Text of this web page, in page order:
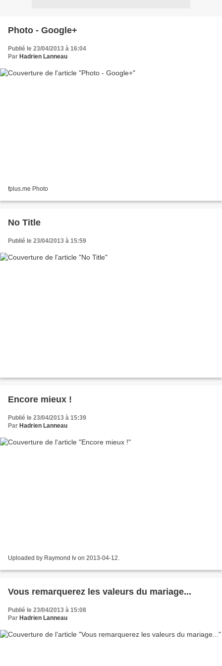
Photo - Google+
Publié le 23/04/2013 à 16:04
Par Hadrien Lanneau
fplus.me Photo
No Title
Publié le 23/04/2013 à 15:59
Encore mieux !
Publié le 23/04/2013 à 15:39
Par Hadrien Lanneau
Uploaded by Raymond Iv on 2013-04-12.
Vous remarquerez les valeurs du mariage...
Publié le 23/04/2013 à 15:08
Par Hadrien Lanneau